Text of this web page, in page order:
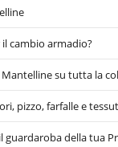
cambio armadio?
Mantelline su tutta la
pizzo, farfalle e
guardaroba della tua